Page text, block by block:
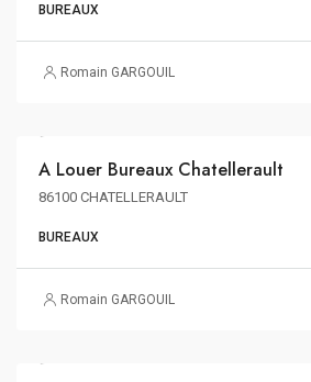
BUREAUX
Romain GARGOUIL
A Louer Bureaux Chatellerault
86100 CHATELLERAULT
BUREAUX
Romain GARGOUIL